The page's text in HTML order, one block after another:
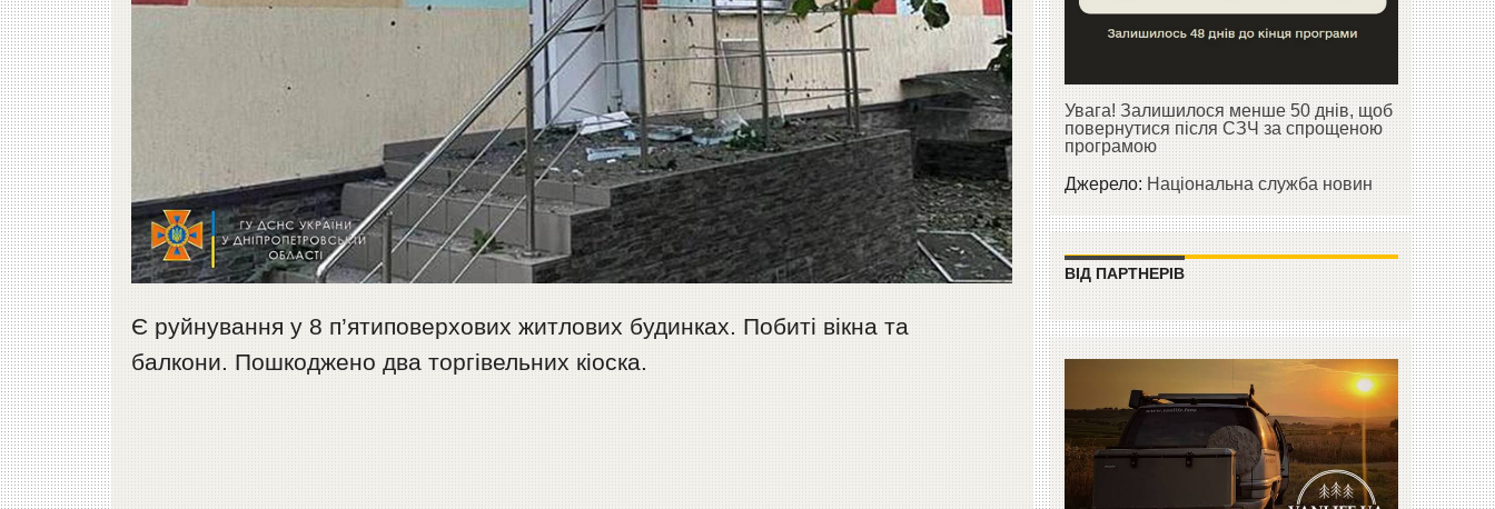
Є руйнування у 8 п’ятиповерхових житлових будинках. Побиті вікна та
балкони. Пошкоджено два торгівельних кіоска.
Увага! Залишилося менше 50 днів, щоб
повернутися після СЗЧ за спрощеною
програмою
Джерело:Національна служба новин
ВІД ПАРТНЕРІВ